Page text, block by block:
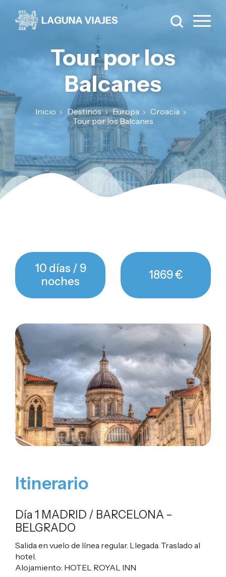
Tour por los
Balcanes
Inicio Destinos Europa
Croacia
Tour por los Balcanes
10 días / 9
noches
1869 €
Itinerario
Día 1 MADRID / BARCELONA –
BELGRADO
Salida en vuelo de línea regular. Llegada. Traslado al
hotel.
Alojamiento: HOTEL ROYAL INN